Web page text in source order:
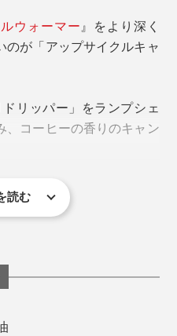
ウォーマー』をより深く
が「アップサイクルキャ
リッパー」をランプシェ
、コーヒーの香りのキャン
読む